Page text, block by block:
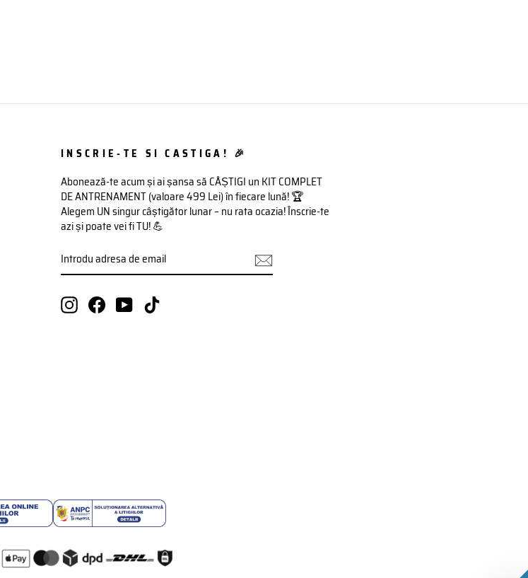
INSCRIE-TE SI CASTIGA! 🎉
Abonează-te acum și ai șansa să CÂȘTIGI un KIT COMPLET
DE ANTRENAMENT (valoare 499 Lei) în fiecare lună! 🏆
Alegem UN singur câștigător lunar – nu rata ocazia! Înscrie-te
azi și poate vei fi TU! 💪
ADRESA
DE
VA
InstagramFacebookYouTube